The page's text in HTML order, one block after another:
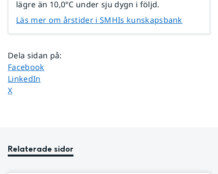
lägre än 10,0°C under sju dygn i följd.
Läs mer om årstider i SMHIs kunskapsbank
Dela sidan på:
Dela sidan på
Facebook
Dela sidan på
LinkedIn
Dela sidan på
X
Relaterade sidor